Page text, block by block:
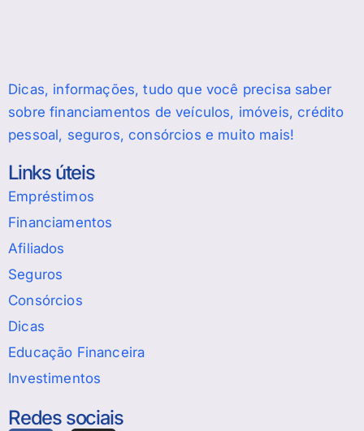
Dicas, informações, tudo que você precisa saber
sobre financiamentos de veículos, imóveis, crédito
pessoal, seguros, consórcios e muito mais!
Links úteis
Empréstimos
Financiamentos
Afiliados
Seguros
Consórcios
Dicas
Educação Financeira
Investimentos
Redes sociais